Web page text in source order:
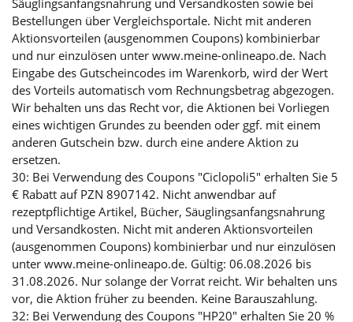
Säuglingsanfangsnahrung und Versandkosten sowie bei
Bestellungen über Vergleichsportale. Nicht mit anderen
Aktionsvorteilen (ausgenommen Coupons) kombinierbar
und nur einzulösen unter www.meine-onlineapo.de. Nach
Eingabe des Gutscheincodes im Warenkorb, wird der Wert
des Vorteils automatisch vom Rechnungsbetrag abgezogen.
Wir behalten uns das Recht vor, die Aktionen bei Vorliegen
eines wichtigen Grundes zu beenden oder ggf. mit einem
anderen Gutschein bzw. durch eine andere Aktion zu
ersetzen.
30: Bei Verwendung des Coupons "Ciclopoli5" erhalten Sie 5
€ Rabatt auf PZN 8907142. Nicht anwendbar auf
rezeptpflichtige Artikel, Bücher, Säuglingsanfangsnahrung
und Versandkosten. Nicht mit anderen Aktionsvorteilen
(ausgenommen Coupons) kombinierbar und nur einzulösen
unter www.meine-onlineapo.de. Gültig: 06.08.2026 bis
31.08.2026. Nur solange der Vorrat reicht. Wir behalten uns
vor, die Aktion früher zu beenden. Keine Barauszahlung.
32: Bei Verwendung des Coupons "HP20" erhalten Sie 20 %